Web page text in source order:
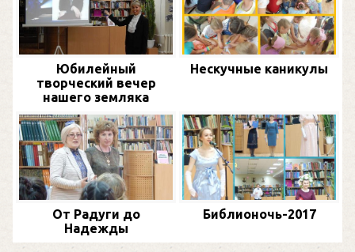
Юбилейный
творческий вечер
нашего земляка
Нескучные каникулы
От Радуги до
Надежды
Библионочь-2017